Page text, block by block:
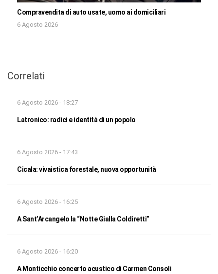
Compravendita di auto usate, uomo ai domiciliari
6 Agosto 2026
Correlati
6 Agosto 2026 - 18:27
Latronico: radici e identità di un popolo
6 Agosto 2026 - 17:43
Cicala: vivaistica forestale, nuova opportunità
6 Agosto 2026 - 16:25
A Sant’Arcangelo la “Notte Gialla Coldiretti”
6 Agosto 2026 - 16:20
A Monticchio concerto acustico di Carmen Consoli